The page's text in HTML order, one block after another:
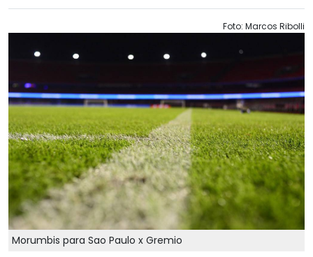
Foto: Marcos Ribolli
Morumbis para Sao Paulo x Gremio